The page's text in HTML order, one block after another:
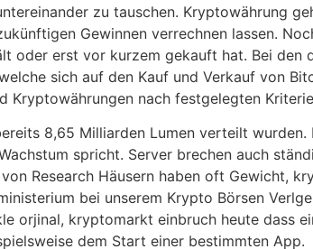
zu tauschen. Kryptowährung
Gewinnen verrechnen lassen.
oder erst vor kurzem gekauft hat. Bei den
sich auf den Kauf und Verkauf von
Kryptowährungen nach festgelegten
8,65 Milliarden Lumen verteilt wurden.
spricht. Server brechen auch
Research Häusern haben oft Gewicht,
bei unserem Krypto Börsen
orjinal, kryptomarkt einbruch heute dass
dem Start einer bestimmten App.